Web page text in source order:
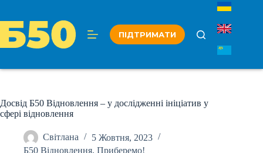
вмісту
ПІДТРИМАТИ
Досвід Б50 Відновлення – у дослідженні ініціатив у
сфері відновлення
Світлана
5 Жовтня, 2023
Б50 Відновлення, Приберемо!